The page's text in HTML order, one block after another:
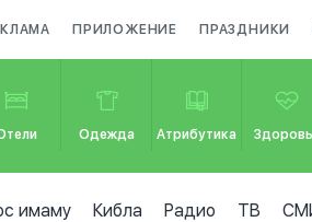
ПРИЛОЖЕНИЕ ПРАЗДНИКИ
Одежда Атрибутика
имаму Кибла Радио ТВ